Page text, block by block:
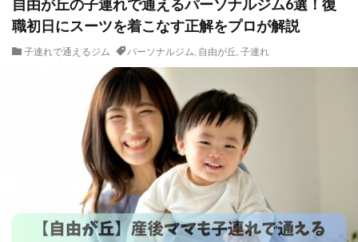
自由が丘の子連れで通えるパーソナルジム6選！復
職初日にスーツを着こなす正解をプロが解説
子連れで通えるジム パーソナルジム, 自由が丘, 子連れ